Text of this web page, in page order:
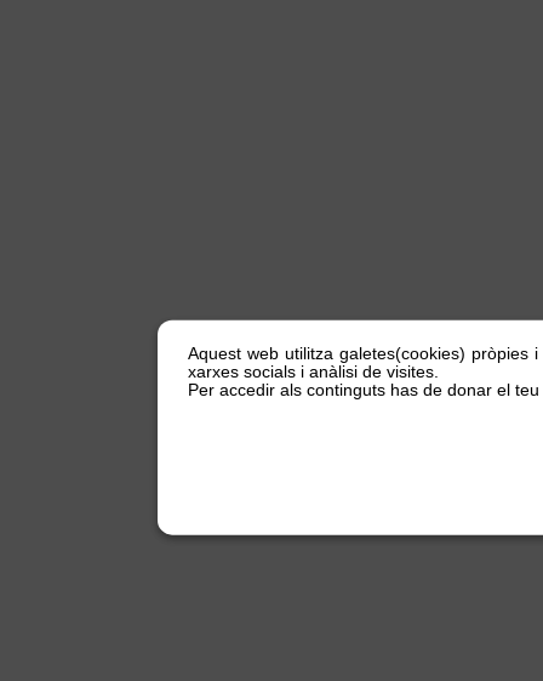
Aquest web utilitza galetes(cookies) pròpies
xarxes socials i anàlisi de visites.
Per accedir als continguts has de donar el